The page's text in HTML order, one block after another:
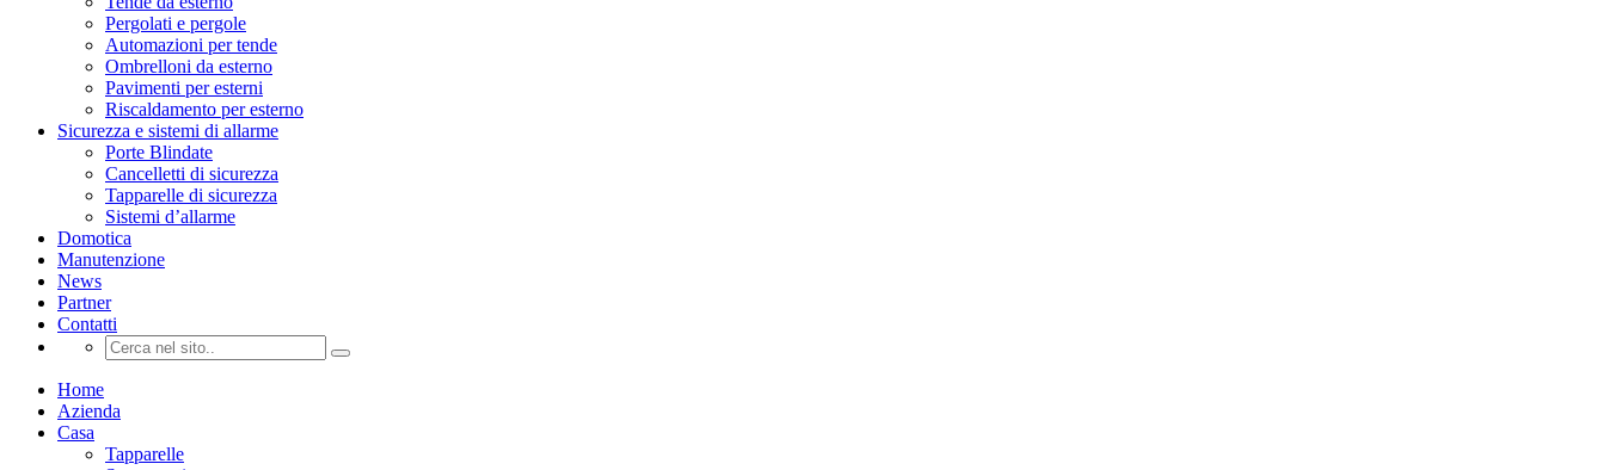
Pergolati e pergole
Automazioni per tende
Ombrelloni da esterno
Pavimenti per esterni
Riscaldamento per esterno
Sicurezza e sistemi di allarme
Porte Blindate
Cancelletti di sicurezza
Tapparelle di sicurezza
Sistemi d’allarme
Domotica
Manutenzione
News
Partner
Contatti
Home
Azienda
Casa
Tapparelle